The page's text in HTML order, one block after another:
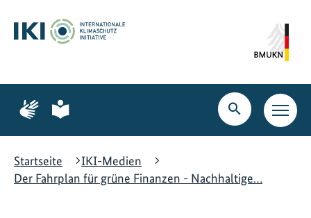
Hauptinhalt
springen
Suche
springen
Hauptnavigation
springen
Zur
Seite
Gebärdensprache
Zur
Seite
leichte
Suche
öffnen
Startseite
IKI-Medien
Der Fahrplan für grüne Finanzen - Nachhaltige…